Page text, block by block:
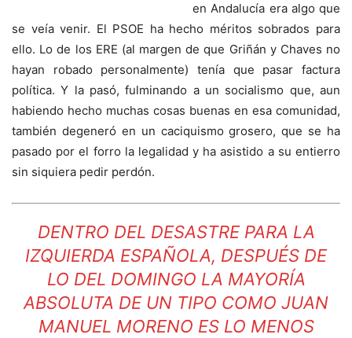
en Andalucía era algo que
se veía venir. El PSOE ha hecho méritos sobrados para
ello. Lo de los ERE (al margen de que Griñán y Chaves no
hayan robado personalmente) tenía que pasar factura
política. Y la pasó, fulminando a un socialismo que, aun
habiendo hecho muchas cosas buenas en esa comunidad,
también degeneró en un caciquismo grosero, que se ha
pasado por el forro la legalidad y ha asistido a su entierro
sin siquiera pedir perdón.
DENTRO DEL DESASTRE PARA LA
IZQUIERDA ESPAÑOLA, DESPUÉS DE
LO DEL DOMINGO LA MAYORÍA
ABSOLUTA DE UN TIPO COMO JUAN
MANUEL MORENO ES LO MENOS